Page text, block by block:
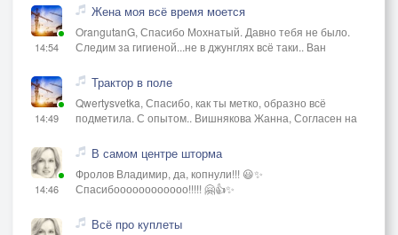
14:54
Жена моя всё время моется
OrangutanG, Спасибо Мохнатый. Давно тебя не было.
Следим за гигиеной...не в джунглях всё таки.. Ван
14:49
Трактор в поле
Qwertysvetka, Спасибо, как ты метко, образно всё
подметила. С опытом.. Вишнякова Жанна, Согласен на
14:46
В самом центре шторма
Фролов Владимир, да, копнули!!! 😃✨
Спасибоооооооооооо!!!!! 🤗👍✨
Всё про куплеты